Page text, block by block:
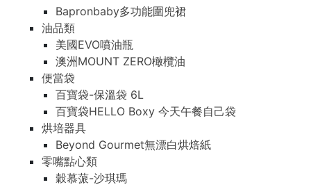
Bapronbaby多功能圍兜裙
油品類
美國EVO噴油瓶
澳洲MOUNT ZERO橄欖油
便當袋
百寶袋-保溫袋 6L
百寶袋HELLO Boxy 今天午餐自己袋
烘培器具
Beyond Gourmet無漂白烘焙紙
零嘴點心類
穀慕蒎-沙琪瑪